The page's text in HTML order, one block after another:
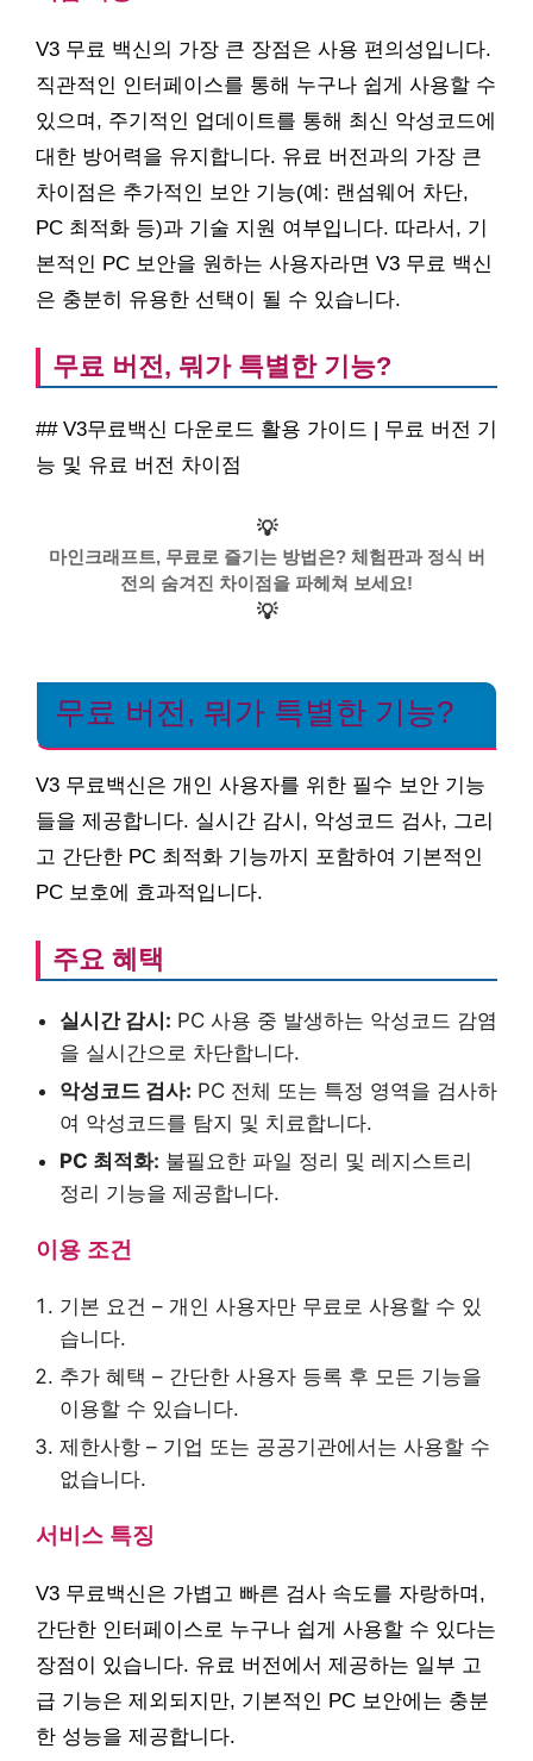
V3 무료 백신의 가장 큰 장점은 사용 편의성입니다.
직관적인 인터페이스를 통해 누구나 쉽게 사용할 수
있으며, 주기적인 업데이트를 통해 최신 악성코드에
대한 방어력을 유지합니다. 유료 버전과의 가장 큰
차이점은 추가적인 보안 기능(예: 랜섬웨어 차단,
PC 최적화 등)과 기술 지원 여부입니다. 따라서, 기
본적인 PC 보안을 원하는 사용자라면 V3 무료 백신
은 충분히 유용한 선택이 될 수 있습니다.
무료 버전, 뭐가 특별한 기능?
## V3무료백신 다운로드 활용 가이드 | 무료 버전 기
능 및 유료 버전 차이점
💡
마인크래프트, 무료로 즐기는 방법은? 체험판과 정식 버
전의 숨겨진 차이점을 파헤쳐 보세요!
💡
무료 버전, 뭐가 특별한 기능?
V3 무료백신은 개인 사용자를 위한 필수 보안 기능
들을 제공합니다. 실시간 감시, 악성코드 검사, 그리
고 간단한 PC 최적화 기능까지 포함하여 기본적인
PC 보호에 효과적입니다.
주요 혜택
실시간 감시: PC 사용 중 발생하는 악성코드 감염
을 실시간으로 차단합니다.
악성코드 검사: PC 전체 또는 특정 영역을 검사하
여 악성코드를 탐지 및 치료합니다.
PC 최적화: 불필요한 파일 정리 및 레지스트리
정리 기능을 제공합니다.
이용 조건
기본 요건 – 개인 사용자만 무료로 사용할 수 있
습니다.
추가 혜택 – 간단한 사용자 등록 후 모든 기능을
이용할 수 있습니다.
제한사항 – 기업 또는 공공기관에서는 사용할 수
없습니다.
서비스 특징
V3 무료백신은 가볍고 빠른 검사 속도를 자랑하며,
간단한 인터페이스로 누구나 쉽게 사용할 수 있다는
장점이 있습니다. 유료 버전에서 제공하는 일부 고
급 기능은 제외되지만, 기본적인 PC 보안에는 충분
한 성능을 제공합니다.